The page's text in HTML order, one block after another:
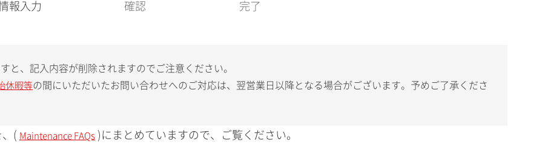
報入力 確認 完了
と、記入内容が削除されますのでご注意ください。
休暇等の間にいただいたお問い合わせへのご対応は、翌営業日以降となる場合がございます。予めご了承くださ
( Maintenance FAQs )にまとめていますので、ご覧ください。